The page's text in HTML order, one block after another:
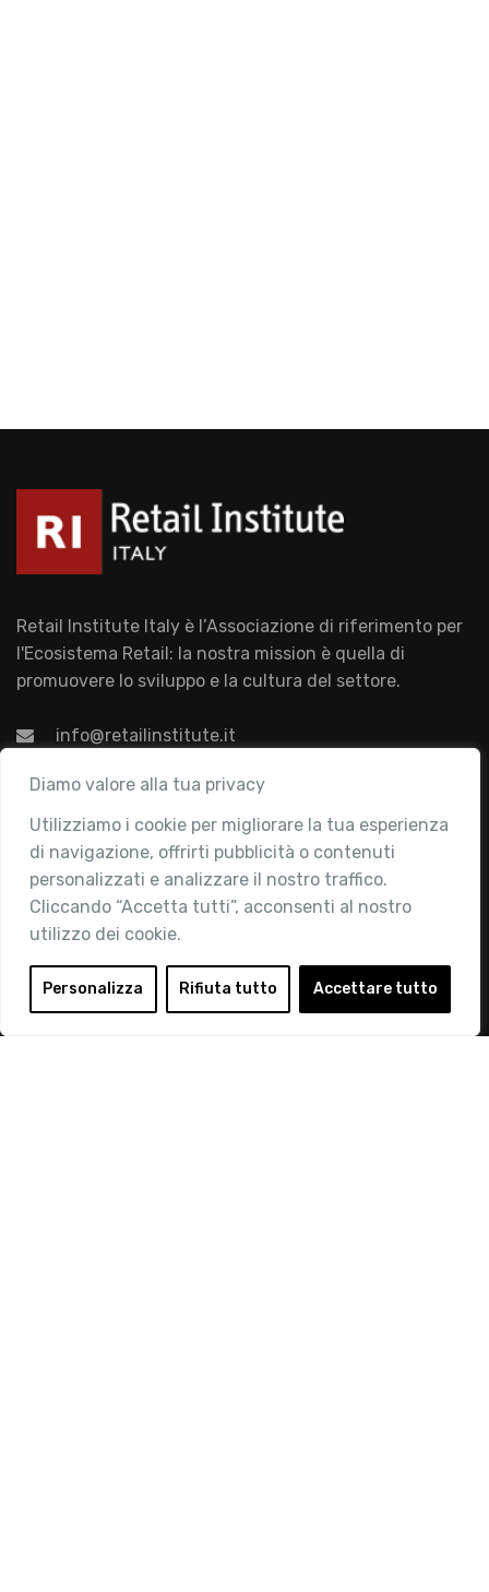
Diamo valore alla tua privacy
Utilizziamo i cookie per migliorare la tua esperienza
di navigazione, offrirti pubblicità o contenuti
personalizzati e analizzare il nostro traffico.
Cliccando “Accetta tutti”, acconsenti al nostro
utilizzo dei cookie.
Personalizza Rifiuta tutto Accettare tutto
Retail Institute Italy è l’Associazione di riferimento per
l'Ecosistema Retail: la nostra mission è quella di
promuovere lo sviluppo e la cultura del settore.
info@retailinstitute.it
Associazione
Chi siamo
Attività
Contatti
Area Riservata
Login
Diventa Socio